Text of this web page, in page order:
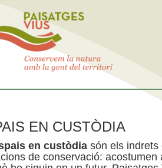
EN CUSTÒDIA
en custòdia són els indrets
de conservació: